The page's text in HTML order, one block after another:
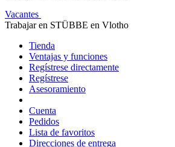
Vacantes
Trabajar en STÜBBE en Vlotho
Tienda
Ventajas y funciones
Regístrese directamente
Regístrese
Asesoramiento
Cuenta
Pedidos
Lista de favoritos
Direcciones de entrega